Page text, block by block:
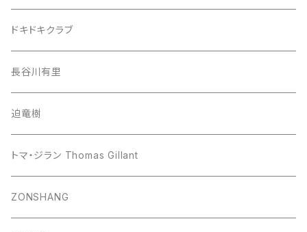
ドキドキクラブ
長谷川有里
迫竜樹
トマ・ジラン Thomas Gillant
ZONSHANG